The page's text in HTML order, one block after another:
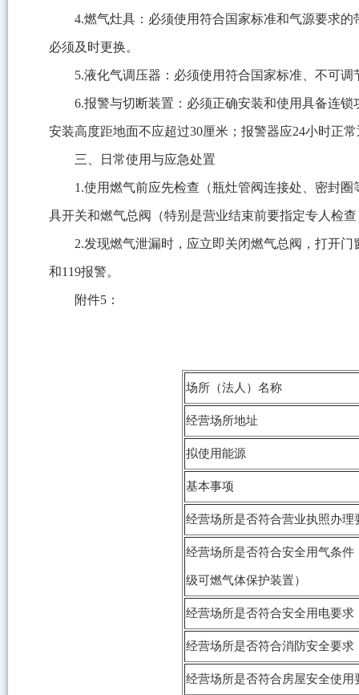
4.燃气灶具：必须使用符合国家标准和气源要求
必须及时更换。
5.液化气调压器：必须使用符合国家标准、不可
6.报警与切断装置：必须正确安装和使用具备连
安装高度距地面不应超过30厘米；报警器应24小时正
三、日常使用与应急处置
1.使用燃气前应先检查（瓶灶管阀连接处、密封
具开关和燃气总阀（特别是营业结束前要指定专人检
2.发现燃气泄漏时，应立即关闭燃气总阀，打开
和119报警。
附件5：
场所（法人）名称
经营场所地址
拟使用能源
基本事项
经营场所是否符合营业执照办理
经营场所是否符合安全用气条件
级可燃气体保护装置）
经营场所是否符合安全用电要求
经营场所是否符合消防安全要求
经营场所是否符合房屋安全使用